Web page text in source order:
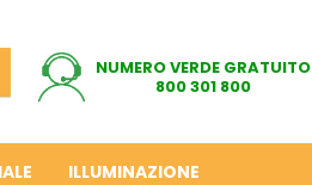
NUMERO VERDE GRATUITO
800 301 800
ILLUMINAZIONE